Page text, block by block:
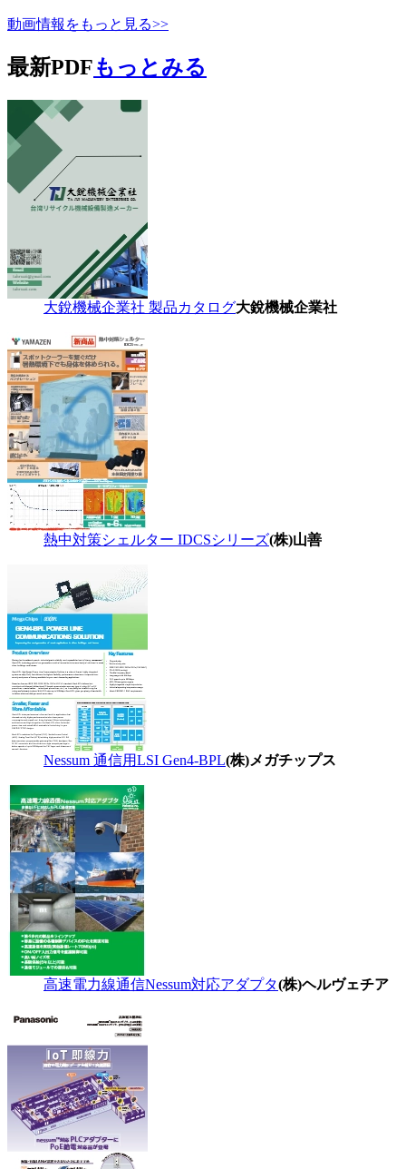
動画情報をもっと見る>>
最新PDFもっとみる
大銳機械企業社 製品カタログ大銳機械企業社
熱中対策シェルター IDCSシリーズ(株)山善
Nessum 通信用LSI Gen4-BPL(株)メガチップス
高速電力線通信Nessum対応アダプタ(株)ヘルヴェチア